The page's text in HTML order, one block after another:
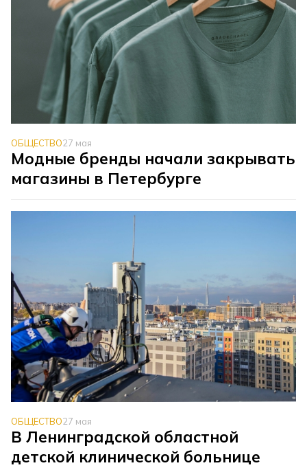
ОБЩЕСТВО27 мая
Модные бренды начали закрывать
магазины в Петербурге
ОБЩЕСТВО27 мая
В Ленинградской областной
детской клинической больнице